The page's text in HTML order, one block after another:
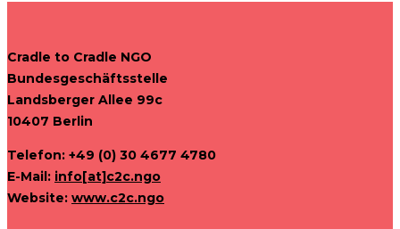
Cradle to Cradle NGO
Bundesgeschäftsstelle
Landsberger Allee 99c
10407 Berlin
Telefon: +49 (0) 30 4677 4780
E-Mail: info[at]c2c.ngo
Website: www.c2c.ngo